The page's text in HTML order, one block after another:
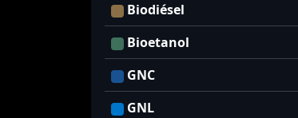
Biodiésel
Bioetanol
GNC
GNL